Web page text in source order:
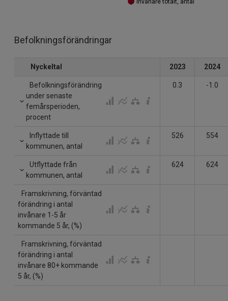
Invånare totalt, antal
Befolkningsförändringar
Nyckeltal 2023 2024
Befolkningsförändring
under senaste
femårsperioden,
procent
0.3 -1.0
Inflyttade till
kommunen, antal
526 554
Utflyttade från
kommunen, antal
624 624
Framskrivning, förväntad
förändring i antal
invånare 1-5 år
kommande 5 år, (%)
Framskrivning, förväntad
förändring i antal
invånare 80+ kommande
5 år, (%)